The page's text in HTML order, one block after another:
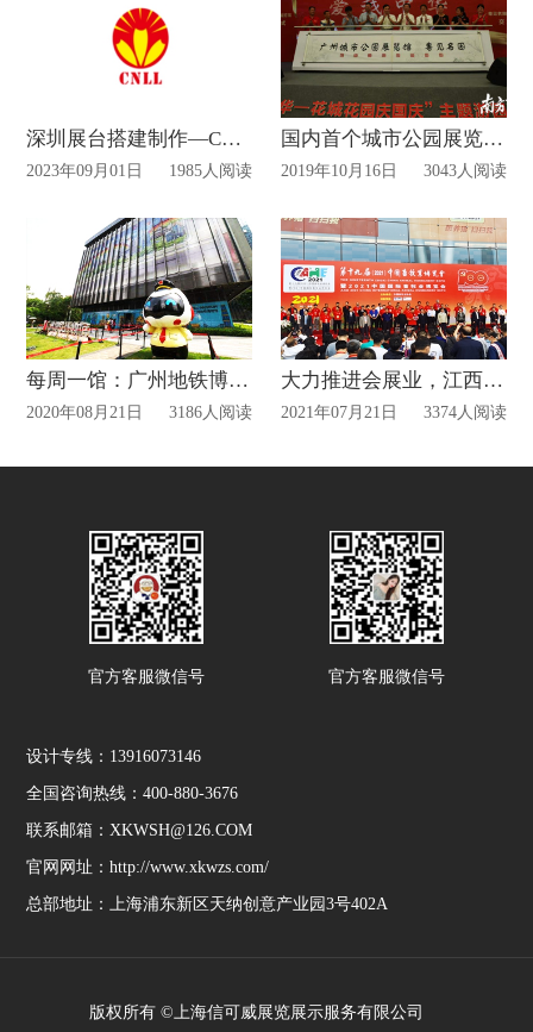
深圳展台搭建制作—CNLL最新动态
2023年09月01日 1985人阅读
国内首个城市公园展览馆开馆
2019年10月16日 3043人阅读
每周一馆：广州地铁博物馆
2020年08月21日 3186人阅读
大力推进会展业，江西全省建成专业展馆16个
2021年07月21日 3374人阅读
官方客服微信号 官方客服微信号
设计专线：13916073146
全国咨询热线：400-880-3676
联系邮箱：XKWSH@126.COM
官网网址：http://www.xkwzs.com/
总部地址：上海浦东新区天纳创意产业园3号402A
版权所有 ©上海信可威展览展示服务有限公司